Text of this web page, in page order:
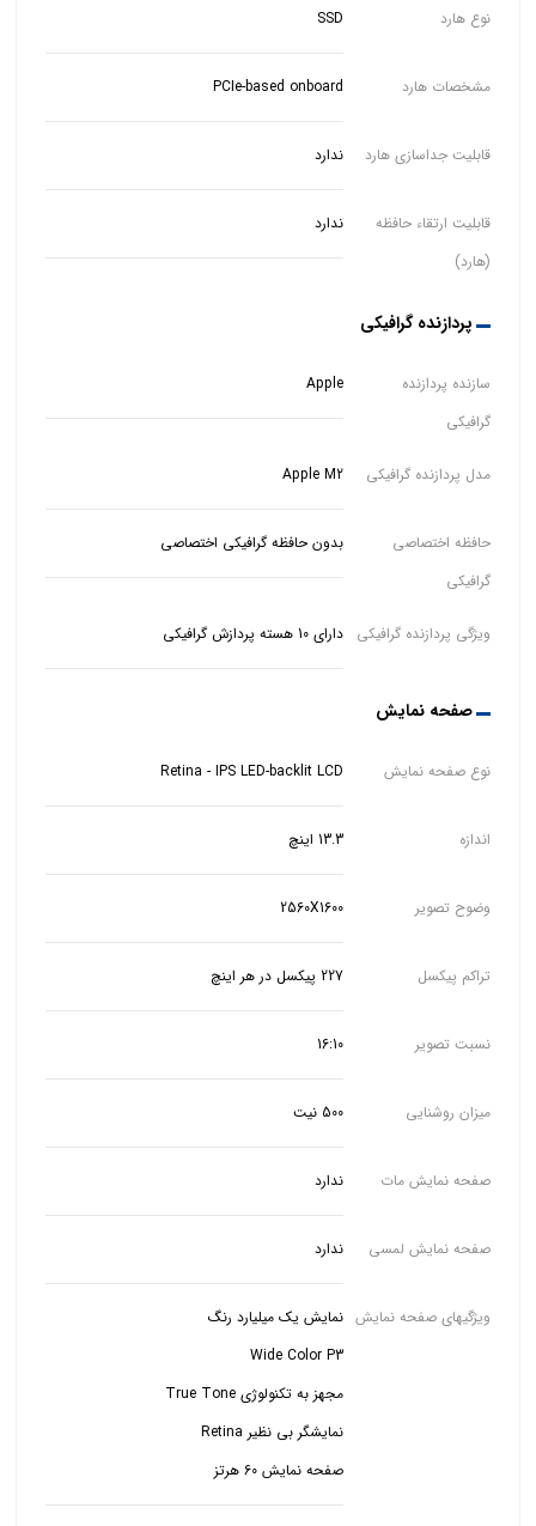
نوع هارد SSD
مشخصات هارد PCIe-based onboard
قابلیت جداسازی هارد ندارد
قابلیت ارتقاء حافظه
(هارد)
ندارد
پردازنده گرافیکی
سازنده پردازنده
گرافیکی
Apple
مدل پردازنده گرافیکی Apple M2
حافظه اختصاصی
گرافیکی
بدون حافظه گرافیکی اختصاصی
ویژگی پردازنده گرافیکی دارای 10 هسته پردازش گرافیکی
صفحه نمایش
نوع صفحه نمایش Retina - IPS LED-backlit LCD
اندازه 13.3 اینچ
وضوح تصویر 2560X1600
تراکم پیکسل 227 پیکسل در هر اینچ
نسبت تصویر 16:10
میزان روشنایی 500 نیت
صفحه نمایش مات ندارد
صفحه نمایش لمسی ندارد
ویژگیهای صفحه نمایش
نمایش یک میلیارد رنگ
Wide Color P3
نمایشگر بی نظیر Retina
صفحه نمایش 60 هرتز